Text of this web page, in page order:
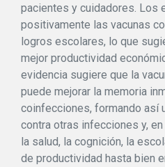
pacientes y cuidadores. Los
positivamente las vacunas
logros escolares, lo que
mejor productividad
evidencia sugiere que la
puede mejorar la memoria
coinfecciones, formando así
contra otras infecciones y,
la salud, la cognición, la
de productividad hasta bien